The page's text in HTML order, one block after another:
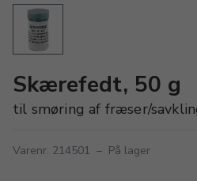
Skærefedt, 50 g
til smøring af fræser/
Varenr. 214501 – På lager